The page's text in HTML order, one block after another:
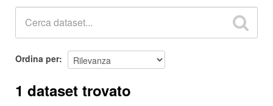
Ordina per
1 dataset trovato